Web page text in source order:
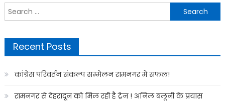
Search
for:
Recent Posts
कांग्रेस परिवर्तन संकल्प सम्मेलन रामनगर में सफल!
रामनगर से देहरादून को मिल रही है ट्रेन ! अनिल बलूनी के प्रयास